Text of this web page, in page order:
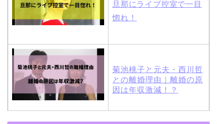
旦那にライブ控室で一目
惚れ！
菊池桃子と元夫・西川哲
との離婚理由｜離婚の原
因は年収激減！？